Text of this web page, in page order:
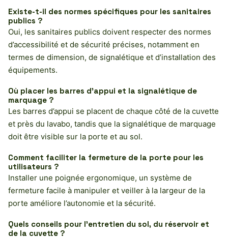
Existe-t-il des normes spécifiques pour les sanitaires
publics ?
Oui, les sanitaires publics doivent respecter des normes
d’accessibilité et de sécurité précises, notamment en
termes de dimension, de signalétique et d’installation des
équipements.
Où placer les barres d’appui et la signalétique de
marquage ?
Les barres d’appui se placent de chaque côté de la cuvette
et près du lavabo, tandis que la signalétique de marquage
doit être visible sur la porte et au sol.
Comment faciliter la fermeture de la porte pour les
utilisateurs ?
Installer une poignée ergonomique, un système de
fermeture facile à manipuler et veiller à la largeur de la
porte améliore l’autonomie et la sécurité.
Quels conseils pour l’entretien du sol, du réservoir et
de la cuvette ?